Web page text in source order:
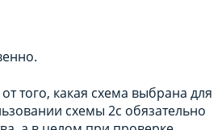
того, какая схема выбрана для
схемы 2с обязательно